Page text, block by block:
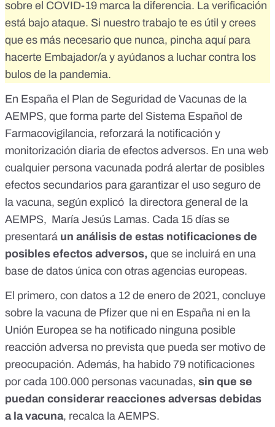
sobre el COVID-19 marca la diferencia. La verificación
está bajo ataque. Si nuestro trabajo te es útil y crees
que es más necesario que nunca, pincha aquí para
hacerte Embajador/a y ayúdanos a luchar contra los
bulos de la pandemia.
En España el Plan de Seguridad de Vacunas de la
AEMPS, que forma parte del Sistema Español de
Farmacovigilancia, reforzará la notificación y
monitorización diaria de efectos adversos. En una web
cualquier persona vacunada podrá alertar de posibles
efectos secundarios para garantizar el uso seguro de
la vacuna, según explicó la directora general de la
AEMPS, María Jesús Lamas. Cada 15 días se
presentará un análisis de estas notificaciones de
posibles efectos adversos, que se incluirá en una
base de datos única con otras agencias europeas.
El primero, con datos a 12 de enero de 2021, concluye
sobre la vacuna de Pfizer que ni en España ni en la
Unión Europea se ha notificado ninguna posible
reacción adversa no prevista que pueda ser motivo de
preocupación. Además, ha habido 79 notificaciones
por cada 100.000 personas vacunadas, sin que se
puedan considerar reacciones adversas debidas
a la vacuna, recalca la AEMPS.